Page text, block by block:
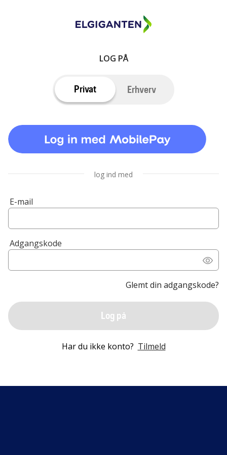
LOG PÅ
Privat Erhverv
log ind med
E-mail
Adgangskode
Glemt din adgangskode?
Log på
Har du ikke konto? Tilmeld